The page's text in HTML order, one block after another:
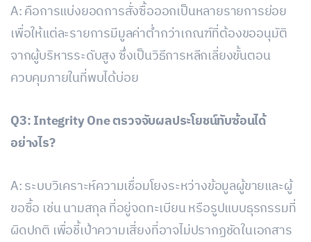
A: คือการแบ่งยอดการสั่งซื้อออกเป็นหลายรายการย่อย
เพื่อให้แต่ละรายการมีมูลค่าต่ำกว่าเกณฑ์ที่ต้องขออนุมัติ
จากผู้บริหารระดับสูง ซึ่งเป็นวิธีการหลีกเลี่ยงขั้นตอน
ควบคุมภายในที่พบได้บ่อย
Q3: Integrity One ตรวจจับผลประโยชน์ทับซ้อนได้
อย่างไร?
A: ระบบวิเคราะห์ความเชื่อมโยงระหว่างข้อมูลผู้ขายและผู้
ขอซื้อ เช่น นามสกุล ที่อยู่จดทะเบียน หรือรูปแบบธุรกรรมที่
ผิดปกติ เพื่อชี้เป้าความเสี่ยงที่อาจไม่ปรากฏชัดในเอกสาร